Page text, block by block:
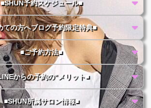
■SHUN予約スケジュール■
ての方へブログ予約限定特典■
■ご予約方法■
からの予約の"メリット■
■SHUN所属サロン情報■